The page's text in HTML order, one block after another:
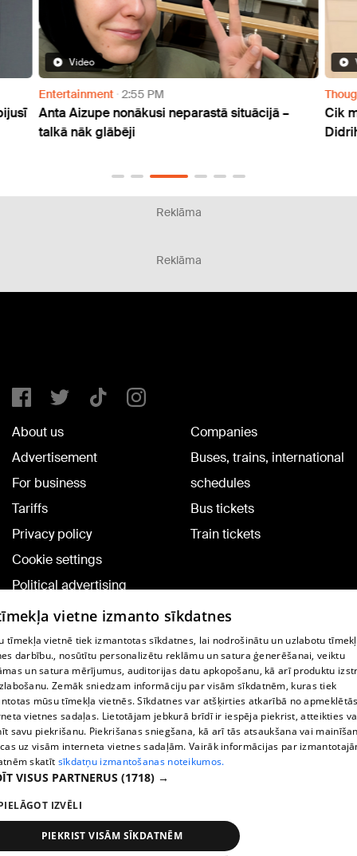
Video
Entertainment 2:55 PM
Anta Aizupe nonākusi neparastā situācijā –
talkā nāk glābēji
Cik
Reklāma
Reklāma
About us
Advertisement
For business
Tariffs
Privacy policy
Cookie settings
Political advertising
Cookie policy
Commenting terms
Companies
Buses, trains, international
schedules
Bus tickets
Train tickets
TV program
Contract rules
360 Ziņu kontakti
Helio Media
Vortal assistance service: e-mail -
All rights reserved.
vietne izmanto sīkdatnes
tīmekļa vietnē tiek izmantotas sīkdatnes, lai nodrošinātu un uzlabotu
darbību., nosūtītu personalizētu reklāmu un satura ģenerēšanai, veiktu
un satura mērījumus, auditorijas datu apkopošanu, kā arī produktu
Zemāk sniedzam informāciju par visām sīkdatnēm, kuras tiek
mūsu tīmekļa vietnēs. Sīkdatnes var atšķirties atkarībā no
vietnes sadaļas. Lietotājam jebkurā brīdī ir iespēja piekrist, atteikties
savu piekrišanu. Piekrišanas sniegšana, kā arī tās atsaukšana vai
uz visām interneta vietnes sadaļām. Vairāk informācijas par
skatīt sīkdatņu izmantošanas noteikumos.
VISUS PARTNERUS (1718) →
IZVĒLI
PIEKRIST VISĀM SĪKDATNĒM